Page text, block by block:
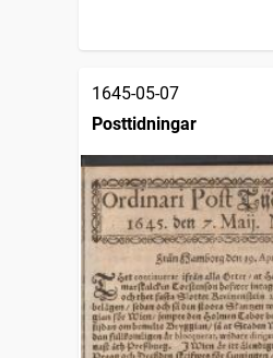
1645-05-07
Posttidningar